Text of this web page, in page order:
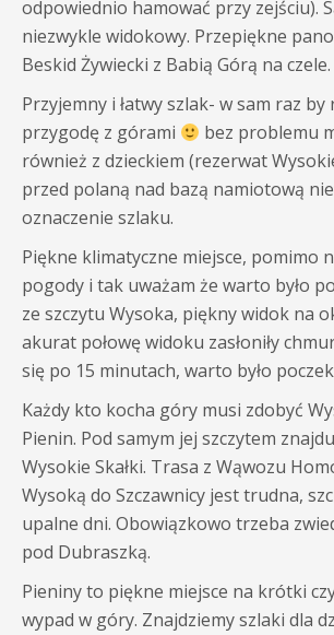
odpowiednio hamować przy zejściu).
niezwykle widokowy. Przepiękne
Beskid Żywiecki z Babią Górą na czele.
Przyjemny i łatwy szlak- w sam raz by
przygodę z górami
bez problemu
również z dzieckiem (rezerwat
przed polaną nad bazą namiotową
oznaczenie szlaku.
Piękne klimatyczne miejsce, pomimo
pogody i tak uważam że warto było
ze szczytu Wysoka, piękny widok na
akurat połowę widoku zasłoniły
się po 15 minutach, warto było
Każdy kto kocha góry musi zdobyć
Pienin. Pod samym jej szczytem
Wysokie Skałki. Trasa z Wąwozu
Wysoką do Szczawnicy jest trudna,
upalne dni. Obowiązkowo trzeba
pod Dubraszką.
Pieniny to piękne miejsce na krótki
wypad w góry. Znajdziemy szlaki dla